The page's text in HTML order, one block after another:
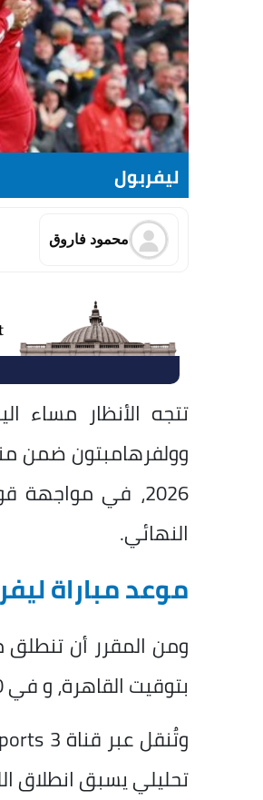
ليفربول
محمود فاروق
تتجه الأنظار مساء
2026، في
النهائي.
موعد مباراة
بتوقيت القاهرة، و في 11:00 بتوقيت السعودية،
تحليلي يسبق انطلاق